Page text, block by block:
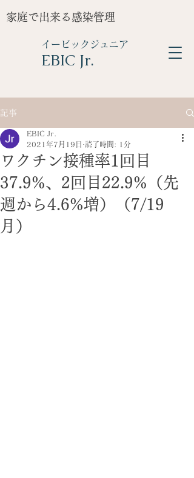
家庭で出来る感染管理
イービックジュニア
​EBIC Jr.
記事
ワクチン接種率1回目
37.9%、2回目22.9%（先
週から4.6%増）（7/19
月）
EBIC Jr.
2021年7月19日
読了時間: 1分